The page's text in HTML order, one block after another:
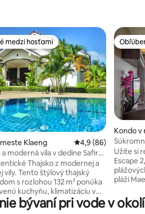
4,85 z 5, počet hodnotení: 13
medzi hosťami
medzi hosťami
Klaeng Priemerné
4,9 (86)
moderná vila v dedine Safir
Thajsko z modernej a
vily. Tento štýlový thajský
s rozlohou 132 m² ponúka
kuchyňu, klimatizáciu v
a bezplatné Wi-Fi.
si pri bazéne vzdialenom len
Kondo v
Užite si
Escape
pláži
oceán s
bývaní pri vode v